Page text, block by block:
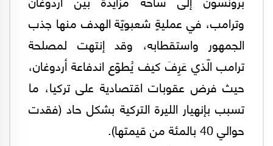
وترامب، في عمليةٍ شعبويّة الهدف منها جذب
الجمهور واستقطابه، وقد إنتهت لمصلحة
ترامب الّذي عَرِفَ كيف يُطوّع اندفاعة أردوغان،
حيث فرض عقوبات اقتصادية على تركيا، ما
تسبب بإنهيار الليرة التركية بشكل حاد (فقدت
حوالي 40 بالمئة من قيمتها).